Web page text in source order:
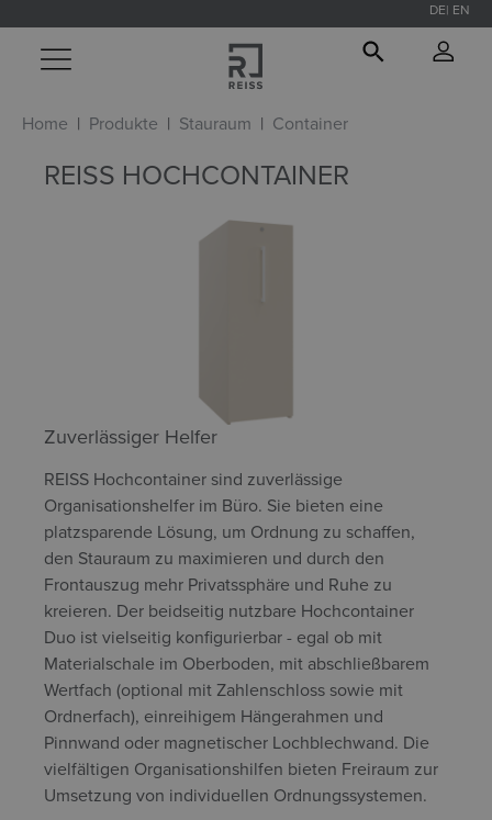
springen
DE EN
Home Produkte Stauraum Container
REISS HOCHCONTAINER
Zuverlässiger Helfer
REISS Hochcontainer sind zuverlässige
Organisationshelfer im Büro. Sie bieten eine
platzsparende Lösung, um Ordnung zu schaffen,
den Stauraum zu maximieren und durch den
Frontauszug mehr Privatssphäre und Ruhe zu
kreieren. Der beidseitig nutzbare Hochcontainer
Duo ist vielseitig konfigurierbar - egal ob mit
Materialschale im Oberboden, mit abschließbarem
Wertfach (optional mit Zahlenschloss sowie mit
Ordnerfach), einreihigem Hängerahmen und
Pinnwand oder magnetischer Lochblechwand. Die
vielfältigen Organisationshilfen bieten Freiraum zur
Umsetzung von individuellen Ordnungssystemen.